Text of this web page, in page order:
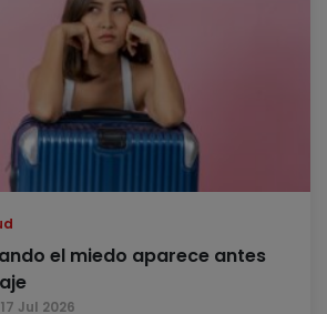
el miedo aparece antes
17 Jul 2026